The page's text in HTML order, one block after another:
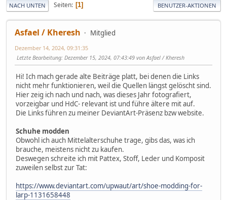
NACH UNTEN Seiten 1 BENUTZER-AKTIONEN
Asfael / Kheresh Mitglied
Dezember 14, 2024, 09:31:35
Letzte Bearbeitung: Dezember 15, 2024, 07:43:49 von Asfael / Kheresh
Hi! Ich mach gerade alte Beiträge platt, bei denen die Links
nicht mehr funktionieren, weil die Quellen längst gelöscht sind.
Hier zeig ich nach und nach, was dieses Jahr fotografiert,
vorzeigbar und HdC- relevant ist und führe ältere mit auf.
Die Links führen zu meiner DeviantArt-Präsenz bzw website.
Schuhe modden
Obwohl ich auch Mittelalterschuhe trage, gibs das, was ich
brauche, meistens nicht zu kaufen.
Deswegen schreite ich mit Pattex, Stoff, Leder und Komposit
zuweilen selbst zur Tat:
https://www.deviantart.com/upwaut/art/shoe-modding-for-
larp-1131658448